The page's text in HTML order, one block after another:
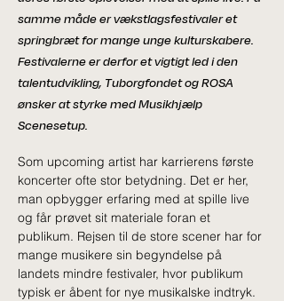
samme måde er vækstlagsfestivaler et
springbræt for mange unge kulturskabere.
Festivalerne er derfor et vigtigt led i den
talentudvikling, Tuborgfondet og ROSA
ønsker at styrke med Musikhjælp
Scenesetup.
Som upcoming artist har karrierens første
koncerter ofte stor betydning. Det er her,
man opbygger erfaring med at spille live
og får prøvet sit materiale foran et
publikum. Rejsen til de store scener har for
mange musikere sin begyndelse på
landets mindre festivaler, hvor publikum
typisk er åbent for nye musikalske indtryk.